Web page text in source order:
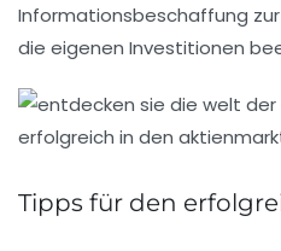
Informationsbeschaffung
die eigenen Investitionen
Tipps für den